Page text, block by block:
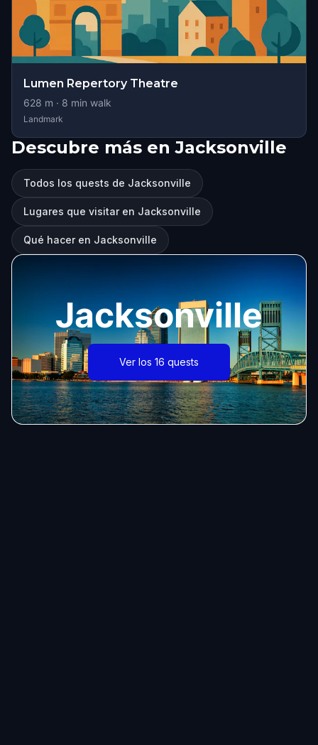
Lumen Repertory Theatre
628 m · 8 min walk
Landmark
Descubre más en Jacksonville
Todos los quests de Jacksonville
Lugares que visitar en Jacksonville
Qué hacer en Jacksonville
Jacksonville
Ver los 16 quests